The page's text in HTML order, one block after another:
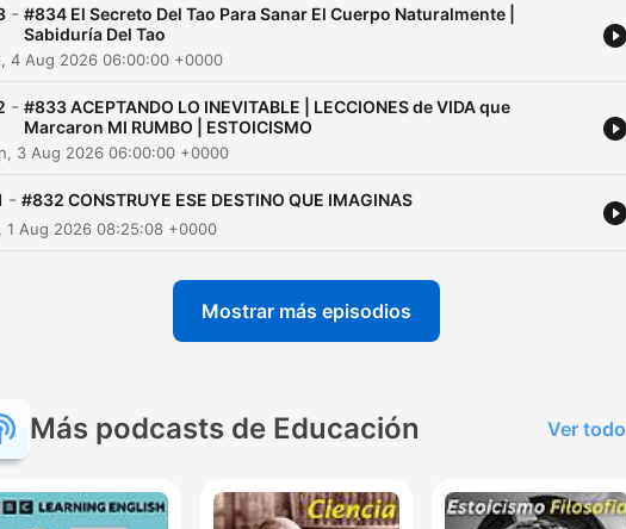
- #834 El Secreto Del Tao Para Sanar El Cuerpo Naturalmente |
Sabiduría Del Tao
4 Aug 2026 06:00:00 +0000
- #833 ACEPTANDO LO INEVITABLE | LECCIONES de VIDA que
Marcaron MI RUMBO | ESTOICISMO
3 Aug 2026 06:00:00 +0000
- #832 CONSTRUYE ESE DESTINO QUE IMAGINAS
1 Aug 2026 08:25:08 +0000
Mostrar más episodios
Más podcasts de Educación Ver todo